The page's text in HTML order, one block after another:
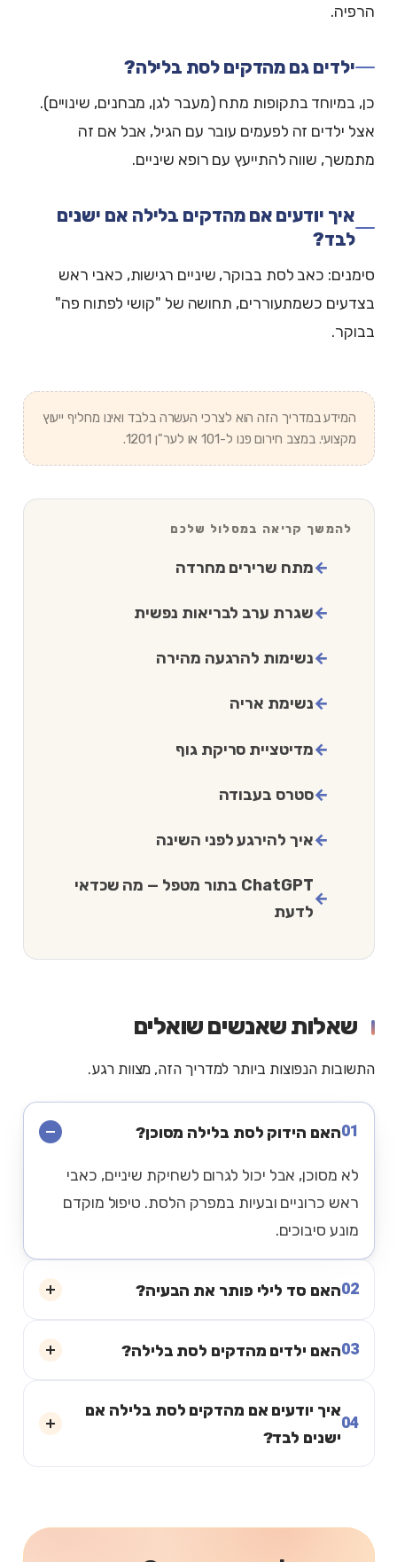
הרפיה.
ילדים גם מהדקים לסת בלילה?
כן, במיוחד בתקופות מתח (מעבר לגן, מבחנים, שינויים).
אצל ילדים זה לפעמים עובר עם הגיל, אבל אם זה
מתמשך, שווה להתייעץ עם רופא שיניים.
איך יודעים אם מהדקים בלילה אם ישנים
לבד?
סימנים: כאב לסת בבוקר, שיניים רגישות, כאבי ראש
בצדעים כשמתעוררים, תחושה של "קושי לפתוח פה"
בבוקר.
המידע במדריך הזה הוא לצרכי העשרה בלבד ואינו מחליף ייעוץ
מקצועי. במצב חירום פנו ל-101 או לער"ן 1201.
להמשך קריאה במסלול שלכם
מתח שרירים מחרדה
שגרת ערב לבריאות נפשית
נשימות להרגעה מהירה
נשימת אריה
מדיטציית סריקת גוף
סטרס בעבודה
איך להירגע לפני השינה
ChatGPT בתור מטפל — מה שכדאי
לדעת
שאלות שאנשים שואלים
התשובות הנפוצות ביותר למדריך הזה, מצוות רגע.
01האם הידוק לסת בלילה מסוכן?
לא מסוכן, אבל יכול לגרום לשחיקת שיניים, כאבי
ראש כרוניים ובעיות במפרק הלסת. טיפול מוקדם
מונע סיבוכים.
02האם סד לילי פותר את הבעיה?
03האם ילדים מהדקים לסת בלילה?
04
איך יודעים אם מהדקים לסת בלילה אם
ישנים לבד?